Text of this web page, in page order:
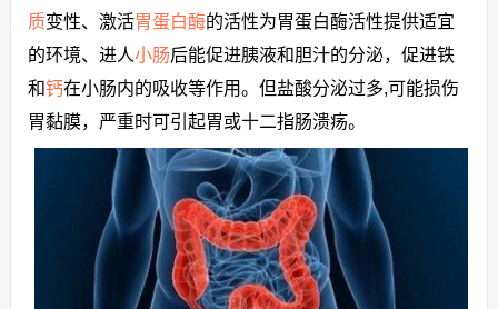
质变性、激活胃蛋白酶的活性为胃蛋白酶活性提供适宜
的环境、进人小肠后能促进胰液和胆汁的分泌，促进铁
和钙在小肠内的吸收等作用。但盐酸分泌过多,可能损伤
胃黏膜，严重时可引起胃或十二指肠溃疡。